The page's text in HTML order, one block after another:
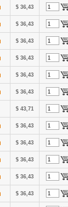
$ 36,43
$ 36,43
$ 36,43
$ 36,43
$ 36,43
$ 36,43
$ 43,71
$ 36,43
$ 36,43
$ 36,43
$ 36,43
$ 36,43